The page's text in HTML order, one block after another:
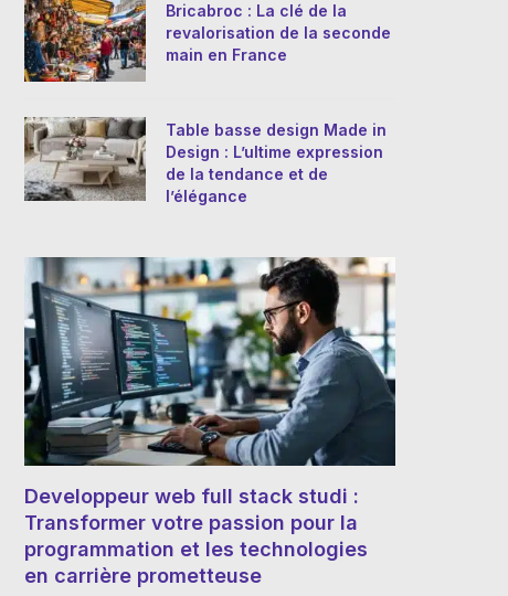
Bricabroc : La clé de la
revalorisation de la seconde
main en France
Table basse design Made in
Design : L’ultime expression
de la tendance et de
l’élégance
Developpeur web full stack studi :
Transformer votre passion pour la
programmation et les technologies
en carrière prometteuse